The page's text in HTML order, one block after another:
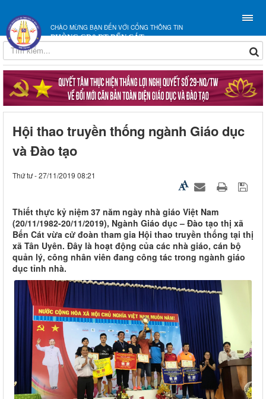
CHÀO MỪNG BẠN ĐẾN VỚI CỔNG THÔNG TIN
PHÒNG GD&ĐT BẾN CÁT
Hội thao truyền thống ngành Giáo dục
và Đào tạo
Thứ tư - 27/11/2019 08:21
Thiết thực kỷ niệm 37 năm ngày nhà giáo Việt Nam
(20/11/1982-20/11/2019), Ngành Giáo dục – Đào tạo thị xã
Bến Cát vừa cử đoàn tham gia Hội thao truyền thống tại thị
xã Tân Uyên. Đây là hoạt động của các nhà giáo, cán bộ
quản lý, công nhân viên đang công tác trong ngành giáo
dục tỉnh nhà.